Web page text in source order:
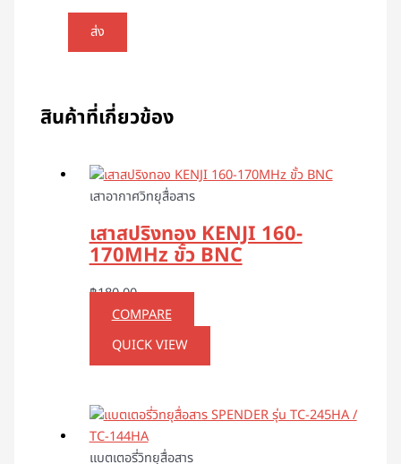
สินค้าที่เกี่ยวข้อง
เสาอากาศวิทยุสื่อสาร
เสาสปริงทอง KENJI 160-
170MHz ขั้ว BNC
฿180.00
COMPARE
QUICK VIEW
แบตเตอรี่วิทยุสื่อสาร